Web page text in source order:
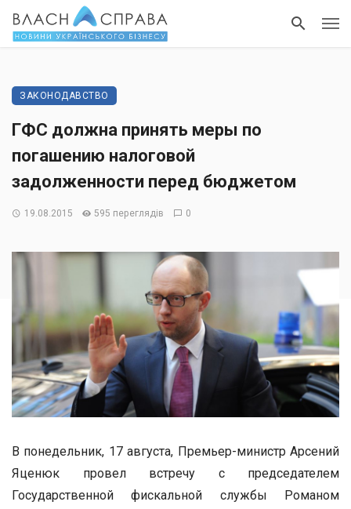
ЗАКОНОДАВСТВО
ГФС должна принять меры по
погашению налоговой
задолженности перед бюджетом
19.08.2015 595 переглядів 0
В понедельник, 17 августа, Премьер-министр Арсений
Яценюк провел встречу с председателем
Государственной фискальной службы Романом